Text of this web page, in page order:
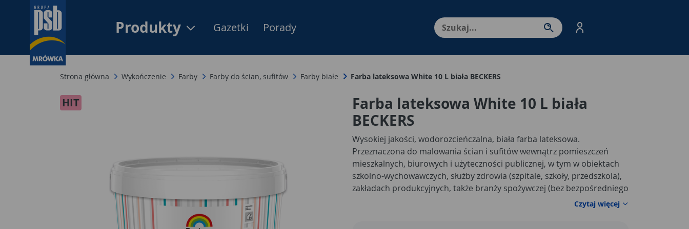
Produkty Menu Produktów, nawigacja: Enter - przejdź do strony produktów. Spacja – otwórz/
Gazetki Porady
Strona główna Wykończenie Farby Farby do ścian, sufitów Farby białe Farba lateksowa White 10 L biała BECKERS
HIT
Farba lateksowa White 10 L biała
BECKERS
Wysokiej jakości, wodorozcieńczalna, biała farba lateksowa.
Przeznaczona do malowania ścian i sufitów wewnątrz pomieszczeń
mieszkalnych, biurowych i użyteczności publicznej, w tym w obiektach
szkolno-wychowawczych, służby zdrowia (szpitale, szkoły, przedszkola),
zakładach produkcyjnych, także branży spożywczej (bez bezpośredniego
kontaktu z żywnością*). Farba BECKERS DESIGNER WHITE jestCzytaj więcej